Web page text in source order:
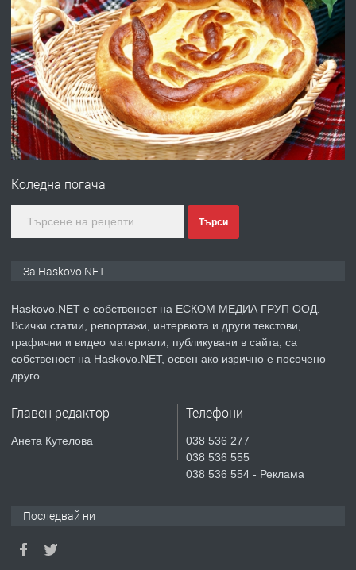
преди 9 часа
ПРЕДЛАГА Под НАЕМ двустаен Орфей
преди 3 дни
ПРЕДЛАГА
Нов апартамент на ул. Липа до
преди 4 дни
ПРЕДЛАГА
НАПЪЛНО ОБЗАВЕДЕН И
Давам гараж под наем
Коледна погача
Търси
За Haskovo.NET
Haskovo.NET е собственост на ЕСКОМ МЕДИА ГРУП ООД.
Всички статии, репортажи, интервюта и други текстови,
графични и видео материали, публикувани в сайта, са
собственост на Haskovo.NET, освен ако изрично е посочено
друго.
Главен редактор
Анета Кутелова
Телефони
038 536 277
038 536 555
038 536 554 - Реклама
Последвай ни